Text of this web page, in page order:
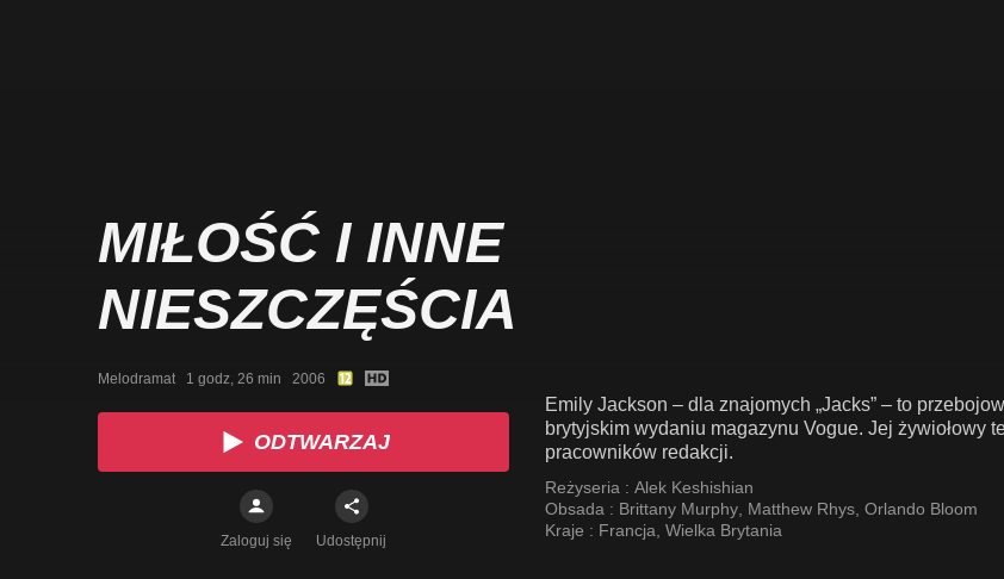
MIŁOŚĆ I INNE
NIESZCZĘŚCIA
Melodramat   1 godz, 26 min   2006
ODTWARZAJ
Zaloguj się Udostępnij
Emily Jackson – dla znajomych „Jacks” – to
brytyjskim wydaniu magazynu Vogue. Jej żywiołowy
pracowników redakcji.
Reżyseria : Alek Keshishian
Obsada : Brittany Murphy Matthew Rhys Orlando Bloom
Kraje : Francja Wielka Brytania